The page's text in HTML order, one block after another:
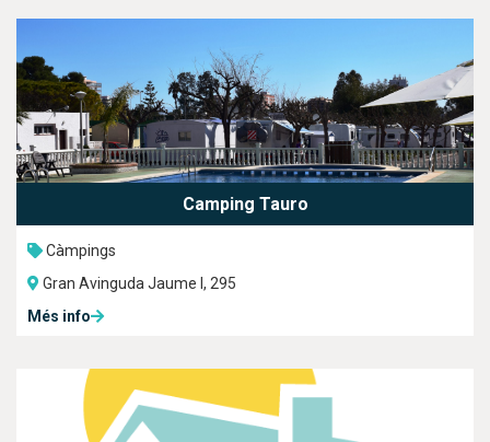
Camping Tauro
Càmpings
Gran Avinguda Jaume I, 295
Més info